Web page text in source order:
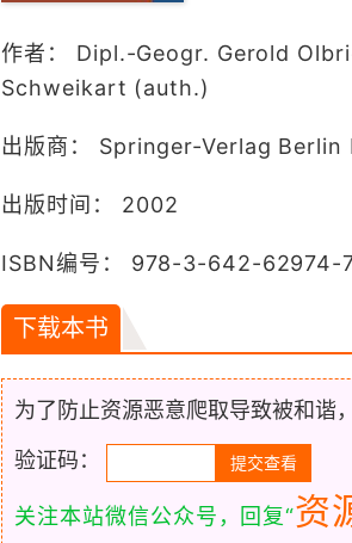
作者： Dipl.-Geogr. Gerold
Schweikart (auth.)
出版商： Springer-Verlag Berlin
出版时间： 2002
ISBN编号： 978-3-642-
下载本书
为了防止资源恶意爬取导致被和谐
验证码：
关注本站微信公众号，回复“资